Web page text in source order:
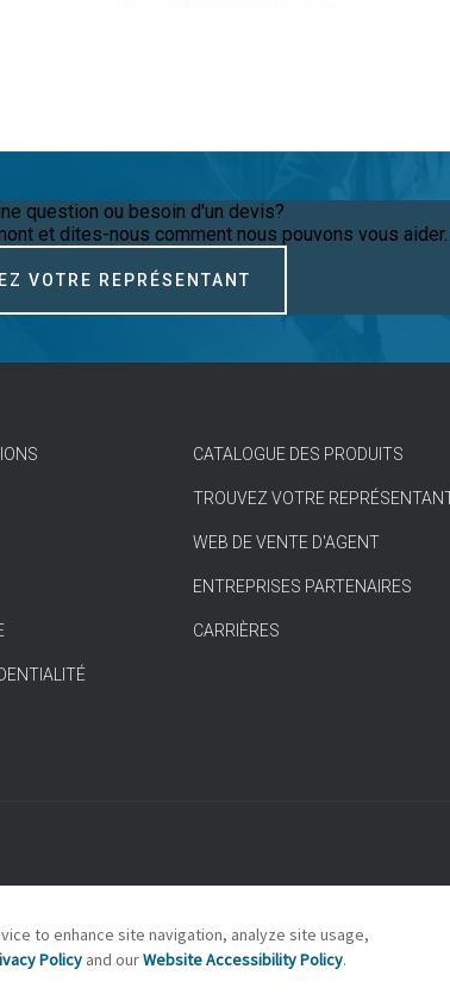
question ou besoin d'un devis?
et dites-nous comment nous pouvons vous aider.
VOTRE REPRÉSENTANT
CATALOGUE DES PRODUITS
TROUVEZ VOTRE
WEB DE VENTE D'AGENT
ENTREPRISES PARTENAIRES
CARRIÈRES
to enhance site navigation, analyze site usage,
Policy and ourWebsite Accessibility Policy.